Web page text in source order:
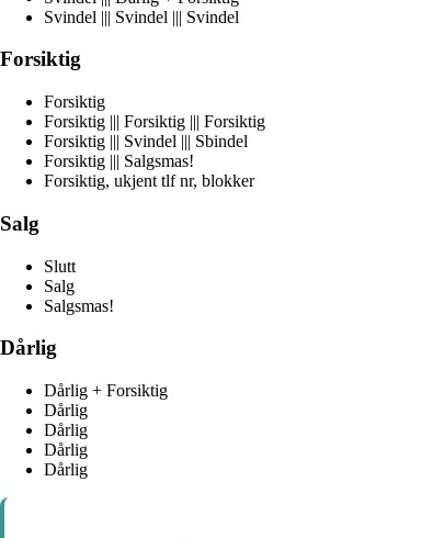
Svindel ||| Svindel ||| Svindel
Forsiktig
Forsiktig
Forsiktig ||| Forsiktig ||| Forsiktig
Forsiktig ||| Svindel ||| Sbindel
Forsiktig ||| Salgsmas!
Forsiktig, ukjent tlf nr, blokker
Salg
Slutt
Salg
Salgsmas!
Dårlig
Dårlig + Forsiktig
Dårlig
Dårlig
Dårlig
Dårlig